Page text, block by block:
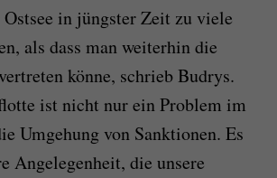
Ostsee in jüngster Zeit zu viele
als dass man weiterhin die
könne, schrieb Budrys.
ist nicht nur ein Problem im
Umgehung von Sanktionen. Es
Angelegenheit, die unsere